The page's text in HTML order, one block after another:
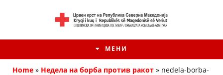
МЕНИ
Home » Недела на борба против ракот » nedela-borba-